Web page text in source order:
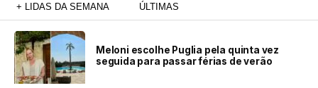
+ LIDAS DA SEMANA ÚLTIMAS
Meloni escolhe Puglia pela quinta vez
seguida para passar férias de verão